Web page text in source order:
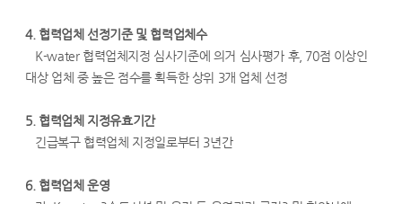
4. 협력업체 선정기준 및 협력업체수
K-water 협력업체지정 심사기준에 의거 심사평가 후, 70점 이상인
대상 업체 중 높은 점수를 획득한 상위 3개 업체 선정
5. 협력업체 지정유효기간
긴급복구 협력업체 지정일로부터 3년간
6. 협력업체 운영